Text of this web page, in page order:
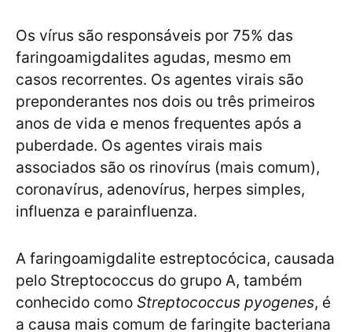
Os vírus são responsáveis por 75% das
faringoamigdalites agudas, mesmo em
casos recorrentes. Os agentes virais são
preponderantes nos dois ou três primeiros
anos de vida e menos frequentes após a
puberdade. Os agentes virais mais
associados são os rinovírus (mais comum),
coronavírus, adenovírus, herpes simples,
influenza e parainfluenza.
A faringoamigdalite estreptocócica, causada
pelo Streptococcus do grupo A, também
conhecido como Streptococcus pyogenes, é
a causa mais comum de faringite bacteriana